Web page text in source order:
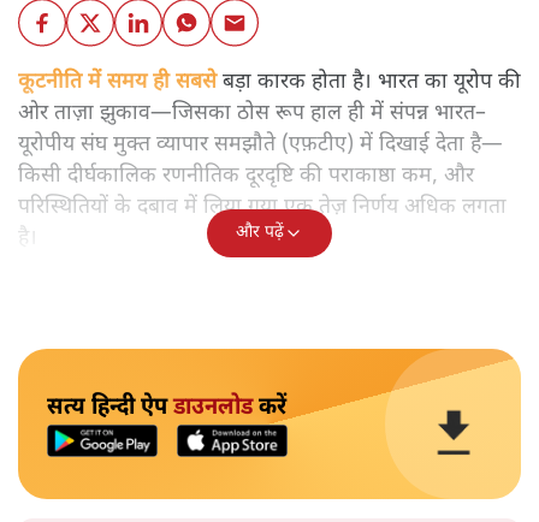
कूटनीति में समय ही सबसेबड़ा कारक होता है। भारत का यूरोप की
ओर ताज़ा झुकाव—जिसका ठोस रूप हाल ही में संपन्न भारत–
यूरोपीय संघ मुक्त व्यापार समझौते (एफ़टीए) में दिखाई देता है—
किसी दीर्घकालिक रणनीतिक दूरदृष्टि की पराकाष्ठा कम, और
परिस्थितियों के दबाव में लिया गया एक तेज़ निर्णय अधिक लगता
है।
और पढ़ें
सत्य हिन्दी ऐपडाउनलोडकरें